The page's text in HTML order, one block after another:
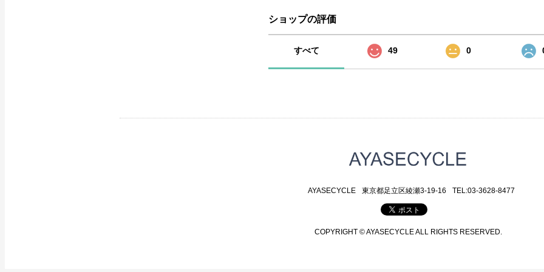
ショップの評価
すべて 49 0
AYASECYCLE 東京都足立区綾瀬3-19-16 TEL:03-3628-8477
COPYRIGHT © AYASECYCLE ALL RIGHTS RESERVED.